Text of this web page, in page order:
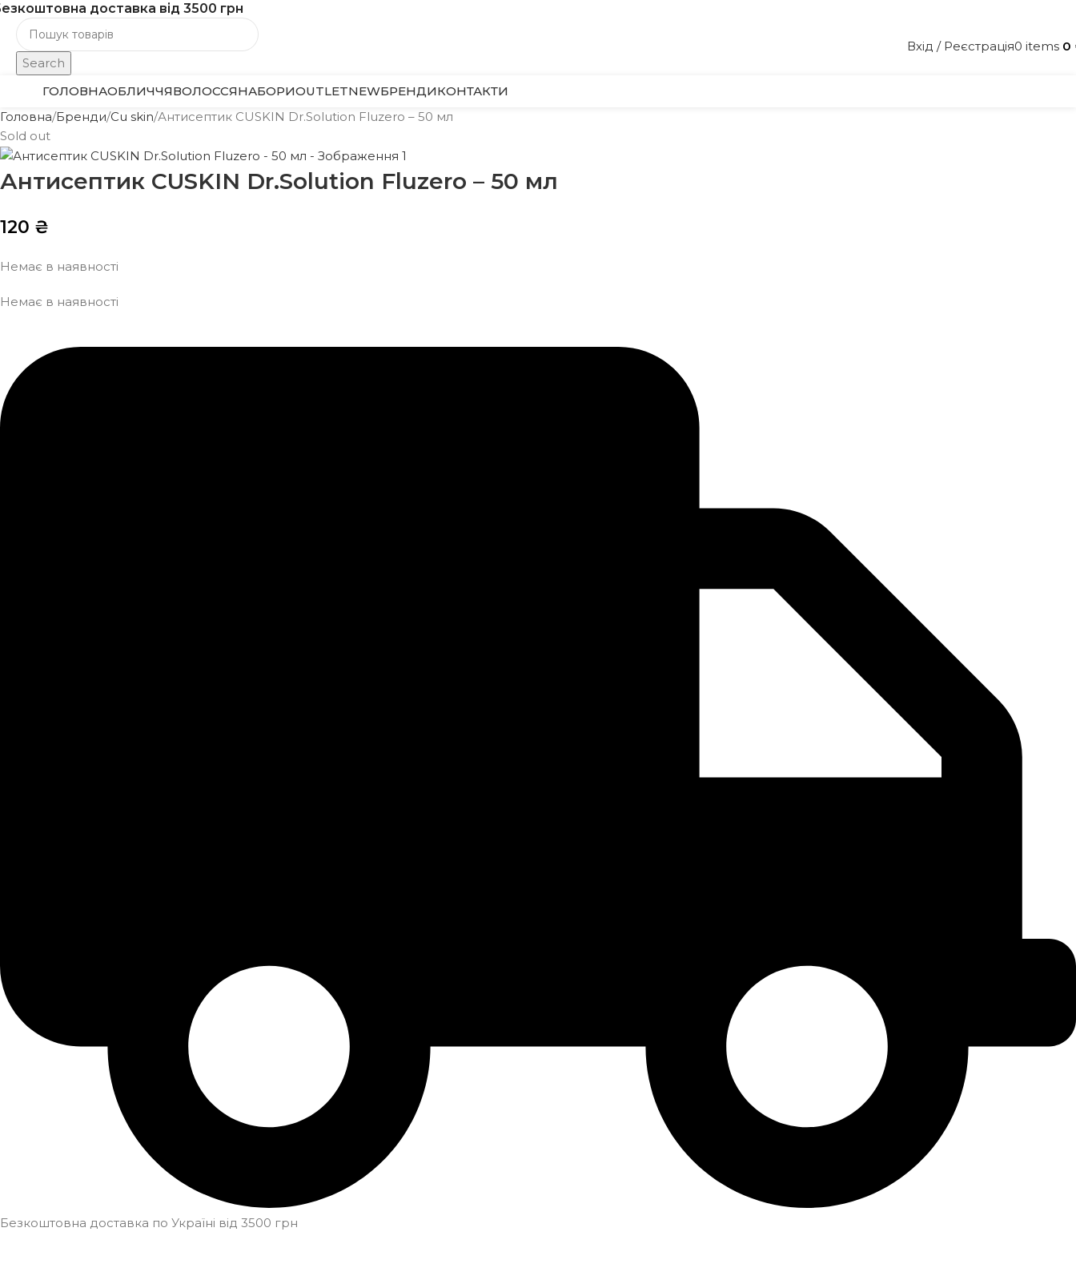
доставка від 3500 грн
Search
Вхід / Реєстрація0 items 0
ГОЛОВНАОБЛИЧЧЯВОЛОССЯНАБОРИOUTLETNEWБРЕНДИКОНТАКТИ
Головна Бренди Cu skin Антисептик CUSKIN Dr.Solution Fluzero – 50 мл
Sold out
Антисептик CUSKIN Dr.Solution Fluzero – 50 мл
120 ₴
Немає в наявності
Немає в наявності
Безкоштовна доставка по Україні від 3500 грн